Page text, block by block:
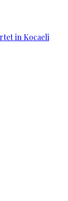
in Kocaeli